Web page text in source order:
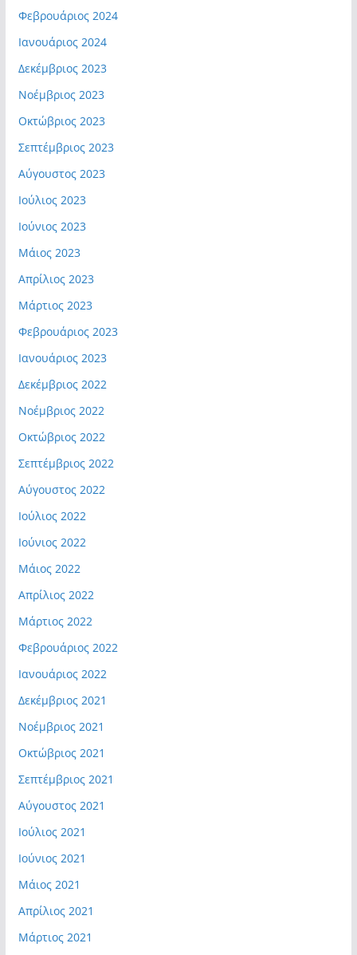
Φεβρουάριος 2024
Ιανουάριος 2024
Δεκέμβριος 2023
Νοέμβριος 2023
Οκτώβριος 2023
Σεπτέμβριος 2023
Αύγουστος 2023
Ιούλιος 2023
Ιούνιος 2023
Μάιος 2023
Απρίλιος 2023
Μάρτιος 2023
Φεβρουάριος 2023
Ιανουάριος 2023
Δεκέμβριος 2022
Νοέμβριος 2022
Οκτώβριος 2022
Σεπτέμβριος 2022
Αύγουστος 2022
Ιούλιος 2022
Ιούνιος 2022
Μάιος 2022
Απρίλιος 2022
Μάρτιος 2022
Φεβρουάριος 2022
Ιανουάριος 2022
Δεκέμβριος 2021
Νοέμβριος 2021
Οκτώβριος 2021
Σεπτέμβριος 2021
Αύγουστος 2021
Ιούλιος 2021
Ιούνιος 2021
Μάιος 2021
Απρίλιος 2021
Μάρτιος 2021